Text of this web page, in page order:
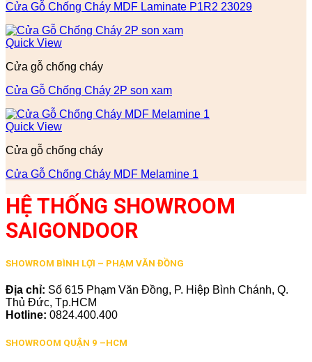
Cửa Gỗ Chống Cháy MDF Laminate P1R2 23029
Quick View
Cửa gỗ chống cháy
Cửa Gỗ Chống Cháy 2P son xam
Quick View
Cửa gỗ chống cháy
Cửa Gỗ Chống Cháy MDF Melamine 1
HỆ THỐNG SHOWROOM
SAIGONDOOR
SHOWROM BÌNH LỢI – PHẠM VĂN ĐỒNG
Địa chỉ: Số 615 Phạm Văn Đồng, P. Hiệp Bình Chánh, Q.
Thủ Đức, Tp.HCM
Hotline: 0824.400.400
SHOWROOM QUẬN 9 –HCM